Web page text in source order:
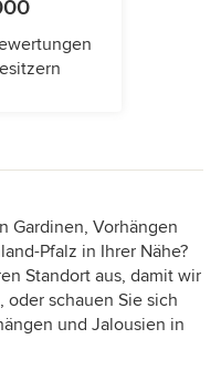
Gardinen, Vorhängen
Pfalz in Ihrer Nähe?
Standort aus, damit wir
oder schauen Sie sich
und Jalousien in